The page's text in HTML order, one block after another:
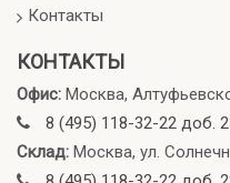
Контакты
КОНТАКТЫ
Офис: Москва,
8 (495) 118-32-22 доб.
Склад: Москва, ул.